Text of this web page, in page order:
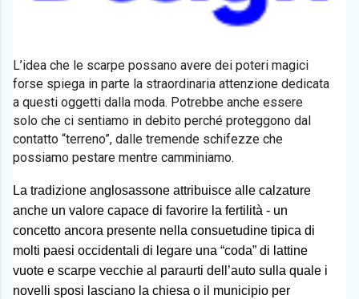
L’idea che le scarpe possano avere dei poteri magici
forse spiega in parte la straordinaria attenzione dedicata
a questi oggetti dalla moda. Potrebbe anche essere
solo che ci sentiamo in debito perché proteggono dal
contatto “terreno”, dalle tremende schifezze che
possiamo pestare mentre camminiamo.
La tradizione anglosassone attribuisce alle calzature
anche un valore capace di favorire la fertilità - un
concetto ancora presente nella consuetudine tipica di
molti paesi occidentali di legare una “coda” di lattine
vuote e scarpe vecchie al paraurti dell’auto sulla quale i
novelli sposi lasciano la chiesa o il municipio per